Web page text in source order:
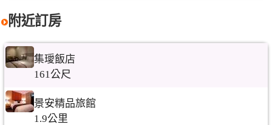
附近訂房
集璦飯店
161公尺
景安精品旅館
1.9公里